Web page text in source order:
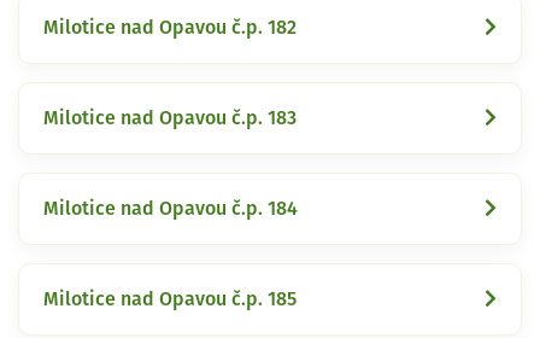
Milotice nad Opavou č.p. 182
Milotice nad Opavou č.p. 183
Milotice nad Opavou č.p. 184
Milotice nad Opavou č.p. 185